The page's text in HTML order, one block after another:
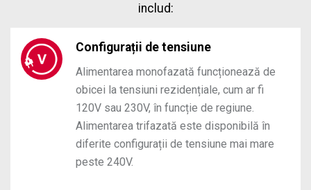
includ:
Configurații de tensiune
Alimentarea monofazată funcționează de
obicei la tensiuni rezidențiale, cum ar fi
120V sau 230V, în funcție de regiune.
Alimentarea trifazată este disponibilă în
diferite configurații de tensiune mai mare
peste 240V.